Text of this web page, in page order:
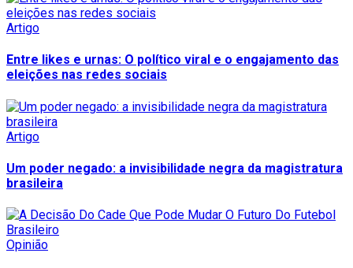
Artigo
Entre likes e urnas: O político viral e o engajamento das
eleições nas redes sociais
Artigo
Um poder negado: a invisibilidade negra da magistratura
brasileira
Opinião